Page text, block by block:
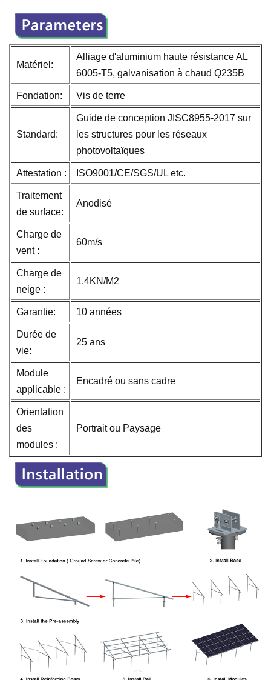
Matériel:
Alliage d'aluminium haute résistance AL
6005-T5, galvanisation à chaud Q235B
Fondation: Vis de terre
Standard:
Guide de conception JISC8955-2017 sur
les structures pour les réseaux
photovoltaïques
Attestation : ISO9001/CE/SGS/UL etc.
Traitement
de surface:
Anodisé
Charge de
vent :
60m/s
Charge de
neige :
1.4KN/M2
Garantie: 10 années
Durée de
vie:
25 ans
Module
applicable :
Encadré ou sans cadre
Orientation
des
modules :
Portrait ou Paysage